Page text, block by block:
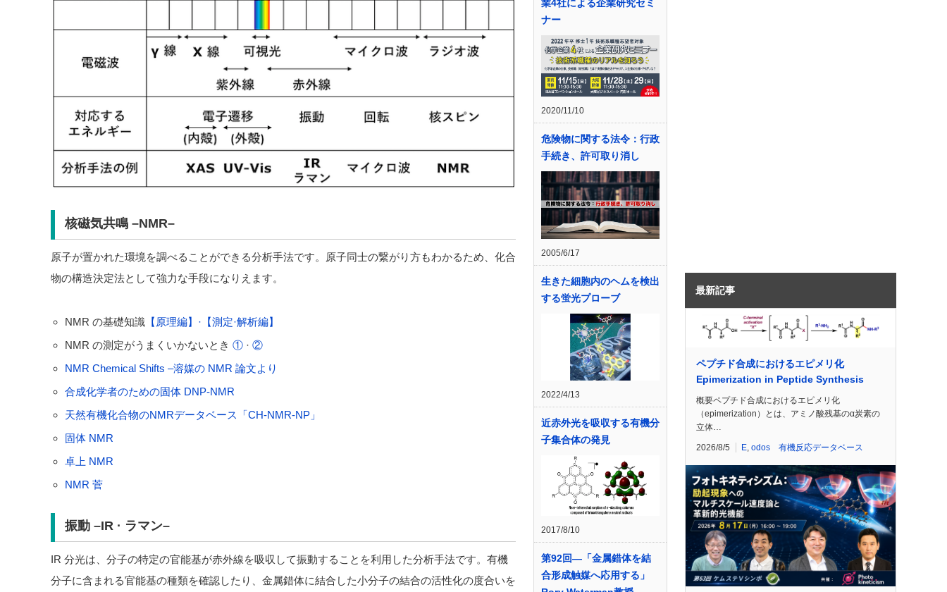
核磁気共鳴 –NMR–
原子が置かれた環境を調べることができる分析手法です。原子同士の繋がり方もわかるため、化合
物の構造決定法として強力な手段になりえます。
NMR の基礎知識【原理編】· 【測定·解析編】
NMR の測定がうまくいかないとき ①· ②
NMR Chemical Shifts –溶媒の NMR 論文より
合成化学者のための固体 DNP-NMR
天然有機化合物のNMRデータベース「CH-NMR-NP」
固体 NMR
卓上 NMR
NMR 菅
振動 –IR · ラマン–
IR 分光は、分子の特定の官能基が赤外線を吸収して振動することを利用した分析手法です。有機
分子に含まれる官能基の種類を確認したり、金属錯体に結合した小分子の結合の活性化の度合いを
業4社による企業研究セミ
ナー
2020/11/10
危険物に関する法令：行政
手続き、許可取り消し
2005/6/17
生きた細胞内のヘムを検出
する蛍光プローブ
2022/4/13
近赤外光を吸収する有機分
子集合体の発見
2017/8/10
第92回―「金属錯体を結
合形成触媒へ応用する」
最新記事
ペプチド合成におけるエピメリ化
Epimerization in Peptide Synthesis
概要ペプチド合成におけるエピメリ化
（epimerization）とは、アミノ酸残基のα炭素の
立体…
2026/8/5 E, odos 有機反応データベース